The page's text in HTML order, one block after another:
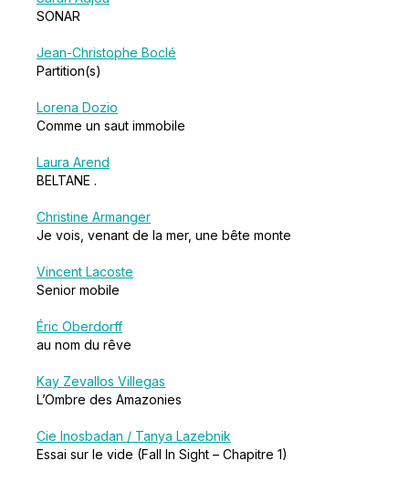
SONAR
Jean-Christophe Boclé
Partition(s)
Lorena Dozio
Comme un saut immobile
Laura Arend
BELTANE .
Christine Armanger
Je vois, venant de la mer, une bête monte
Vincent Lacoste
Senior mobile
Éric Oberdorff
au nom du rêve
Kay Zevallos Villegas
L’Ombre des Amazonies
Cie Inosbadan / Tanya Lazebnik
Essai sur le vide (Fall In Sight – Chapitre 1)